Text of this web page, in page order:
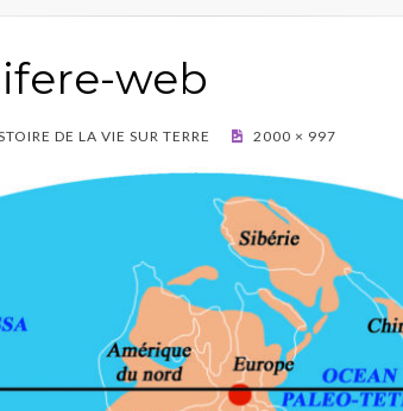
web
DE LA VIE SUR TERRE 2000 × 997